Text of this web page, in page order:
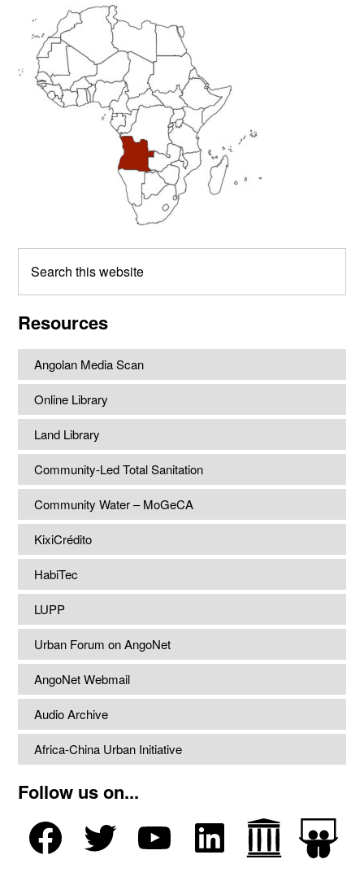
Primary
Sidebar
this
Resources
Angolan Media Scan
Online Library
Land Library
Community-Led Total Sanitation
Community Water – MoGeCA
KixiCrédito
HabiTec
LUPP
Urban Forum on AngoNet
AngoNet Webmail
Audio Archive
Africa-China Urban Initiative
Follow us on...